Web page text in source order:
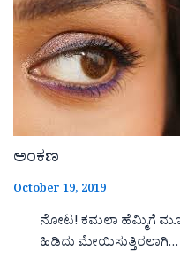
ಅಂಕಣ
October 19, 2019
ನೋಟ! ಕಮಲಾ ಹೆಮ್ಮಿಗೆ
ಹಿಡಿದು ಮೇಯಿಸುತ್ತಿರಲಾಗಿ…